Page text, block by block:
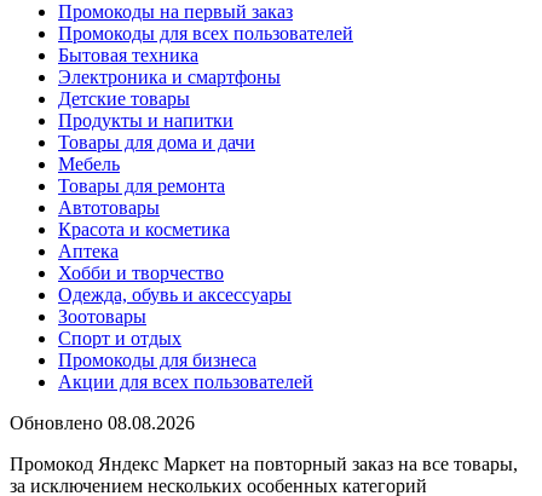
Промокоды на первый заказ
Промокоды для всех пользователей
Бытовая техника
Электроника и смартфоны
Детские товары
Продукты и напитки
Товары для дома и дачи
Мебель
Товары для ремонта
Автотовары
Красота и косметика
Аптека
Хобби и творчество
Одежда, обувь и аксессуары
Зоотовары
Спорт и отдых
Промокоды для бизнеса
Акции для всех пользователей
Обновлено 08.08.2026
Промокод Яндекс Маркет на повторный заказ на все товары,
за исключением нескольких особенных категорий